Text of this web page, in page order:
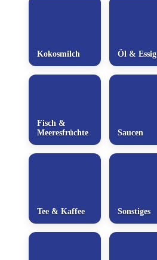
Kokosmilch Öl & Essig
Fisch &
Meeresfrüchte
Saucen
Tee & Kaffee Sonstiges